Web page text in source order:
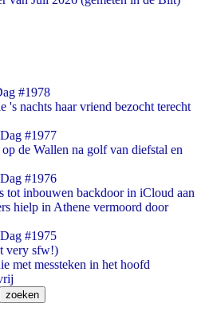
#1978
's nachts haar vriend bezocht terecht
#1977
de Wallen na golf van diefstal en
#1976
tot inbouwen backdoor in iCloud aan
hielp in Athene vermoord door
#1975
very sfw!)
met messteken in het hoofd